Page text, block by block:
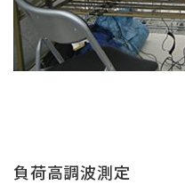
負荷高調波測定